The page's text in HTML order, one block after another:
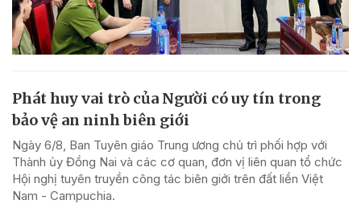
Phát huy vai trò của Người có uy tín trong
bảo vệ an ninh biên giới
Ngày 6/8, Ban Tuyên giáo Trung ương chủ trì phối hợp với
Thành ủy Đồng Nai và các cơ quan, đơn vị liên quan tổ chức
Hội nghị tuyên truyền công tác biên giới trên đất liền Việt
Nam - Campuchia.